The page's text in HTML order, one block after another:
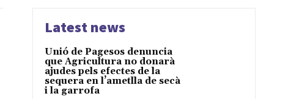
Latest news
Unió de Pagesos denuncia
que Agricultura no donarà
ajudes pels efectes de la
sequera en l’ametlla de secà
i la garrofa